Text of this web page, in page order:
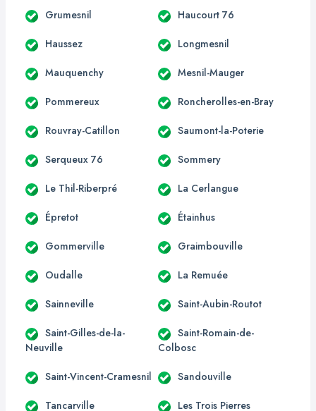
Grumesnil Haucourt 76
Haussez Longmesnil
Mauquenchy Mesnil-Mauger
Pommereux Roncherolles-en-Bray
Rouvray-Catillon Saumont-la-Poterie
Serqueux 76 Sommery
Le Thil-Riberpré La Cerlangue
Épretot Étainhus
Gommerville Graimbouville
Oudalle La Remuée
Sainneville Saint-Aubin-Routot
Saint-Gilles-de-la-
Neuville
Saint-Romain-de-
Colbosc
Saint-Vincent-Cramesnil Sandouville
Tancarville Les Trois Pierres